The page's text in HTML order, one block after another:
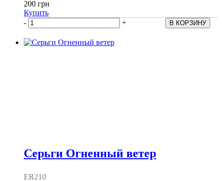
200 грн
Купить
-
+
Серьги Огненный ветер
ER210